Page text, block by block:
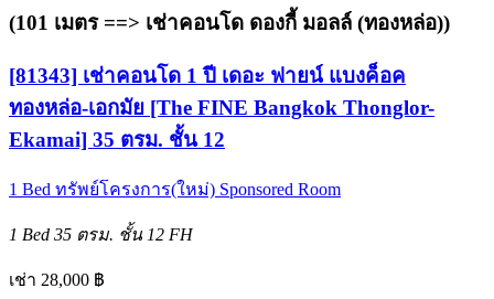
(101 เมตร ==> เช่าคอนโด ดองกี้ มอลล์ (ทองหล่อ))
[81343] เช่าคอนโด 1 ปี เดอะ ฟายน์ แบงค็อค
ทองหล่อ-เอกมัย [The FINE Bangkok Thonglor-
Ekamai] 35 ตรม. ชั้น 12
1 Bed ทรัพย์โครงการ(ใหม่) Sponsored Room
1 Bed 35 ตรม. ชั้น 12 FH
เช่า 28,000 ฿